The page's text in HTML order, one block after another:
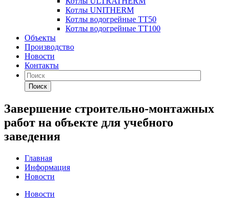
Котлы UNITHERM
Котлы водогрейные ТТ50
Котлы водогрейные ТТ100
Объекты
Производство
Новости
Контакты
Поиск
Завершение строительно-монтажных
работ на объекте для учебного
заведения
Главная
Информация
Новости
Новости